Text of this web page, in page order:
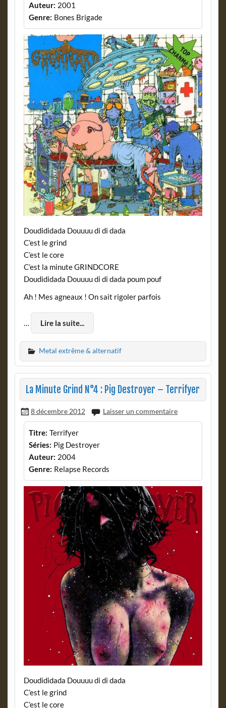
Auteur: 2001
Genre: Bones Brigade
Doudididada Douuuu di di dada
C’est le grind
C’est le core
C’est la minute GRINDCORE
Doudididada Douuuu di di dada poum pouf
Ah ! Mes agneaux ! On sait rigoler parfois
… Lire la suite...
Metal extrême & alternatif
La Minute Grind N°4 : Pig Destroyer – Terrifyer
8 décembre 2012 Laisser un commentaire
Titre: Terrifyer
Séries: Pig Destroyer
Auteur: 2004
Genre: Relapse Records
Doudididada Douuuu di di dada
C’est le grind
C’est le core